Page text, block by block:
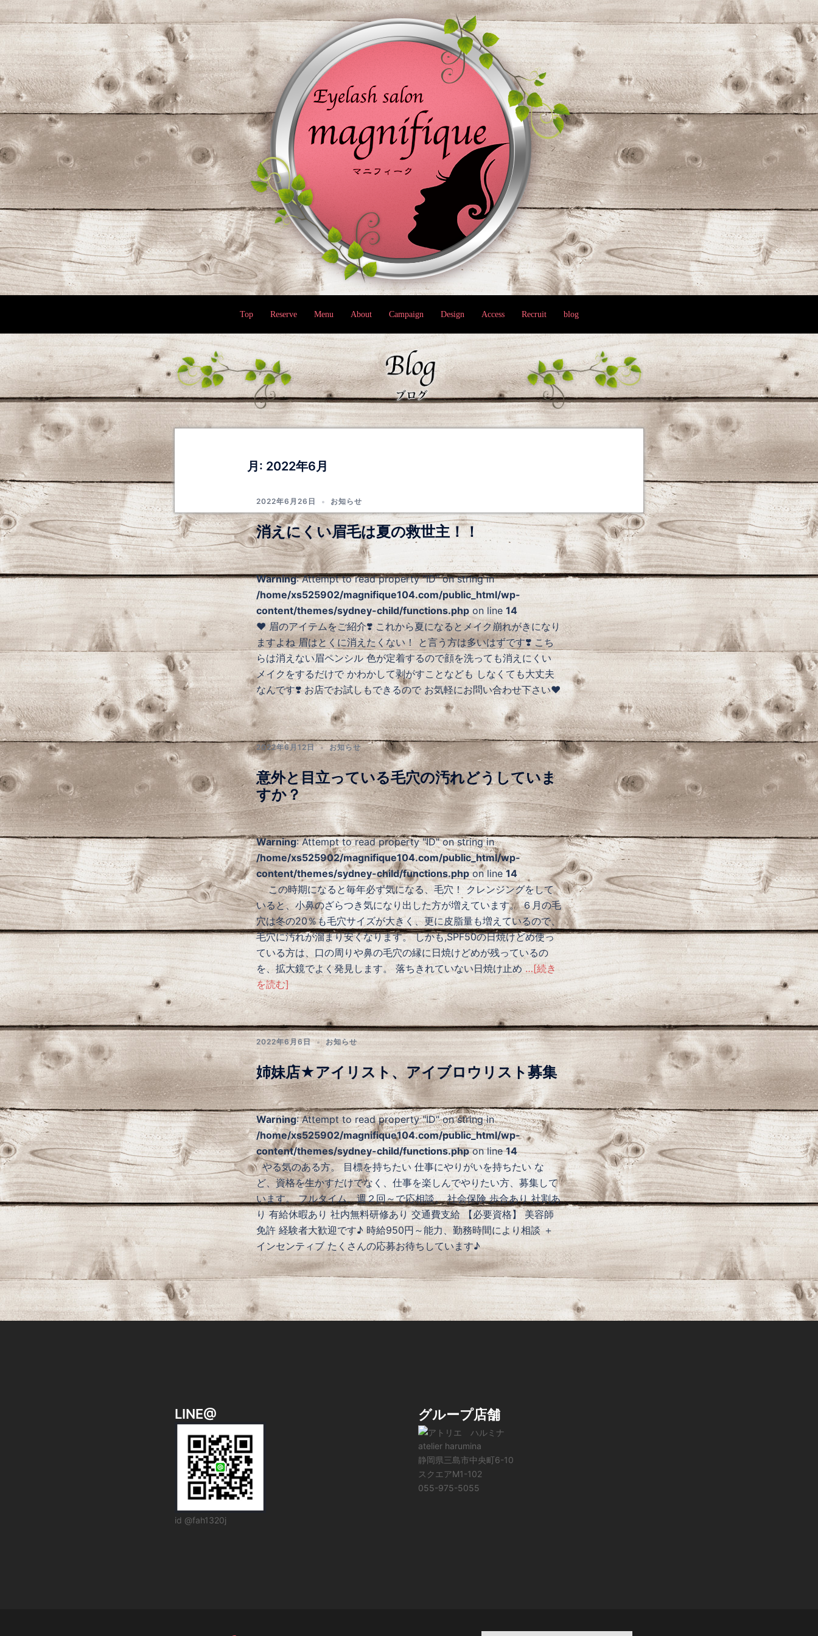
コ
ン
テ
ン
ツ
へ
ス
キ
ッ
プ
Top Reserve Menu About Campaign Design Access Recruit blog
月: 2022年6月
2022年6月26日 お知らせ
消えにくい眉毛は夏の救世主！！
Warning: Attempt to read property "ID" on string in
/home/xs525902/magnifique104.com/public_html/wp-
content/themes/sydney-child/functions.phpon line 14
❤️ 眉のアイテムをご紹介❣️ これから夏になるとメイク崩れがきになり
ますよね 眉はとくに消えたくない！ と言う方は多いはずです❣️ こち
らは消えない眉ペンシル 色が定着するので顔を洗っても消えにくい
メイクをするだけで かわかして剥がすことなども しなくても大丈夫
なんです❣️ お店でお試しもできるので お気軽にお問い合わせ下さい❤️
2022年6月12日 お知らせ
意外と目立っている毛穴の汚れどうしていま
すか？
Warning: Attempt to read property "ID" on string in
/home/xs525902/magnifique104.com/public_html/wp-
content/themes/sydney-child/functions.phpon line14
この時期になると毎年必ず気になる、毛穴！ クレンジングをして
いると、小鼻のざらつき気になり出した方が増えています。 ６月の毛
穴は冬の20％も毛穴サイズが大きく、更に皮脂量も増えているので、
毛穴に汚れが溜まり安くなります。 しかも,SPF50の日焼けどめ使っ
ている方は、口の周りや鼻の毛穴の縁に日焼けどめが残っているの
を、拡大鏡でよく発見します。 落ちきれていない日焼け止め …[続き
を読む]
2022年6月6日 お知らせ
姉妹店★アイリスト、アイブロウリスト募集
Warning: Attempt to read property "ID" on string in
/home/xs525902/magnifique104.com/public_html/wp-
content/themes/sydney-child/functions.phpon line14
やる気のある方。 目標を持ちたい 仕事にやりがいを持ちたい な
ど、資格を生かすだけでなく、仕事を楽しんでやりたい方、募集して
います。 フルタイム、週２回～で応相談。 社会保険 歩合あり 社割あ
り 有給休暇あり 社内無料研修あり 交通費支給 【必要資格】 美容師
免許 経験者大歓迎です♪ 時給950円～能力、勤務時間により相談 ＋
インセンティブ たくさんの応募お待ちしています♪
LINE@
id @fah1320j
グループ店舗
atelier harumina
静岡県三島市中央町6-10
スクエアM1-102
055-975-5055